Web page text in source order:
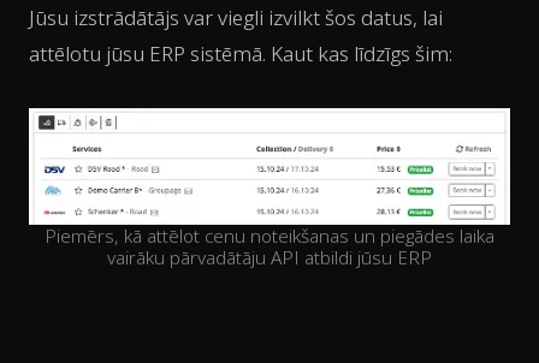
Jūsu izstrādātājs var viegli izvilkt šos datus, lai
attēlotu jūsu ERP sistēmā. Kaut kas līdzīgs šim:
Piemērs, kā attēlot cenu noteikšanas un piegādes laika
vairāku pārvadātāju API atbildi jūsu ERP